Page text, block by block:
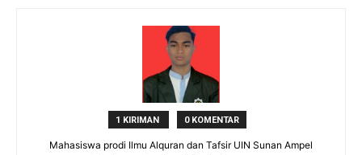
1 KIRIMAN 0 KOMENTAR
Mahasiswa prodi Ilmu Alquran dan Tafsir UIN Sunan Ampel